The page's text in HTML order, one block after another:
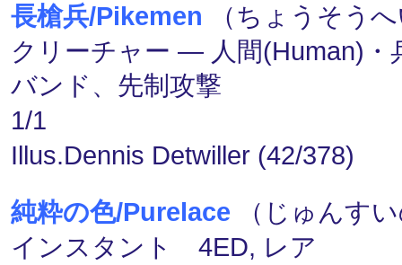
長槍兵/Pikemen （ちょうそう
クリーチャー ― 人間(Human)
バンド、先制攻撃
1/1
Illus.Dennis Detwiller (42/378)
純粋の色/Purelace （じゅんす
インスタント 4ED, レア